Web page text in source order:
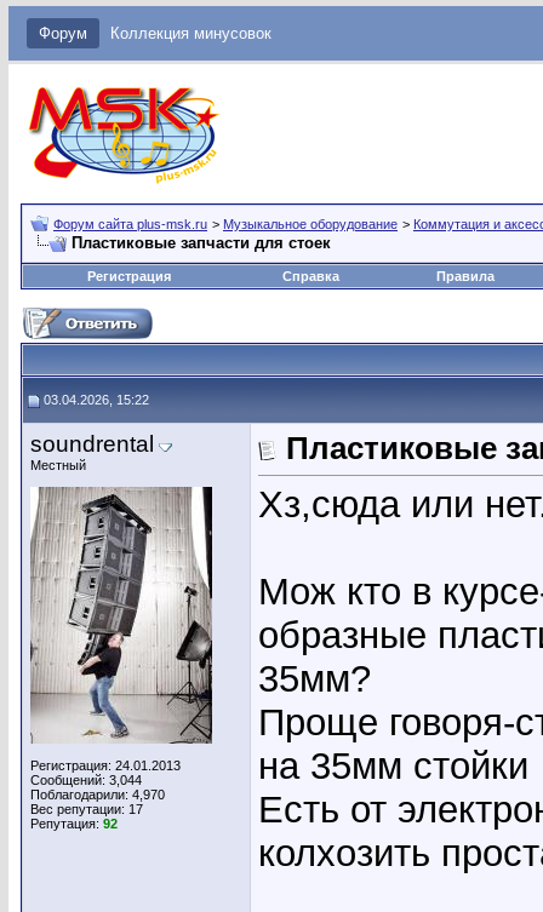
Форум Коллекция минусовок
Форум сайта plus-msk.ru > Музыкальное оборудование > Коммутация и
Пластиковые запчасти для стоек
Регистрация Справка Правила
03.04.2026, 15:22
soundrental
Местный
Регистрация: 24.01.2013
Сообщений: 3,044
Поблагодарили: 4,970
Вес репутации: 17
Репутация: 92
Пластиковые
Хз,сюда или
Мож кто в
образные
35мм?
Проще говоря-
на 35мм стойки
Есть от
колхозить